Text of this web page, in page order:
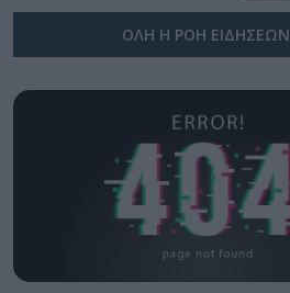
ΟΛΗ Η ΡΟΗ ΕΙΔΗΣΕΩΝ